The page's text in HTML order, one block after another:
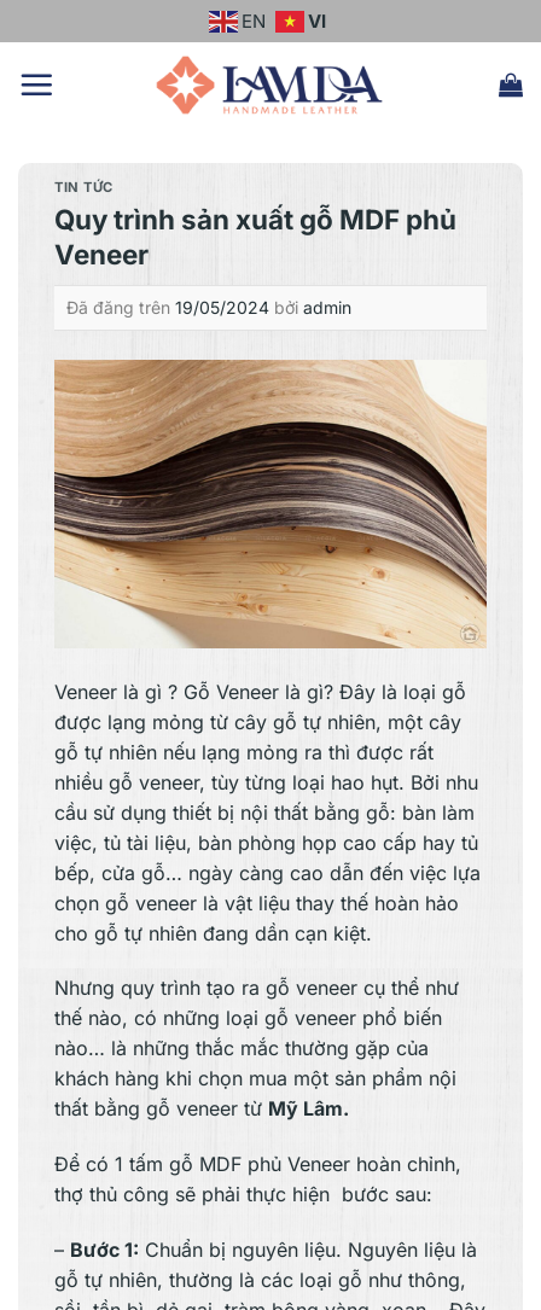
đến
nội
EN VI
TIN TỨC
Quy trình sản xuất gỗ MDF phủ
Veneer
Đã đăng trên 19/05/2024 bởi admin
Veneer là gì ? Gỗ Veneer là gì? Đây là loại gỗ
được lạng mỏng từ cây gỗ tự nhiên, một cây
gỗ tự nhiên nếu lạng mỏng ra thì được rất
nhiều gỗ veneer, tùy từng loại hao hụt. Bởi nhu
cầu sử dụng thiết bị nội thất bằng gỗ: bàn làm
việc, tủ tài liệu, bàn phòng họp cao cấp hay tủ
bếp, cửa gỗ… ngày càng cao dẫn đến việc lựa
chọn gỗ veneer là vật liệu thay thế hoàn hảo
cho gỗ tự nhiên đang dần cạn kiệt.
Nhưng quy trình tạo ra gỗ veneer cụ thể như
thế nào, có những loại gỗ veneer phổ biến
nào… là những thắc mắc thường gặp của
khách hàng khi chọn mua một sản phẩm nội
thất bằng gỗ veneer từ Mỹ Lâm.
Để có 1 tấm gỗ MDF phủ Veneer hoàn chỉnh,
thợ thủ công sẽ phải thực hiện bước sau:
– Bước 1: Chuẩn bị nguyên liệu. Nguyên liệu là
gỗ tự nhiên, thường là các loại gỗ như thông,